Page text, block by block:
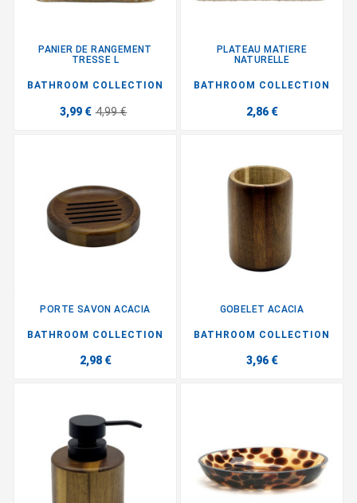
PANIER DE RANGEMENT
TRESSE L
BATHROOM COLLECTION
3,99 € 4,99 €
PLATEAU MATIERE
NATURELLE
BATHROOM COLLECTION
2,86 €
PORTE SAVON ACACIA
BATHROOM COLLECTION
2,98 €
GOBELET ACACIA
BATHROOM COLLECTION
3,96 €